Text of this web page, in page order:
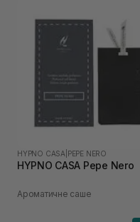
HYPNO CASA PEPE NERO
HYPNO CASA Pepe Nero
Ароматичне саше